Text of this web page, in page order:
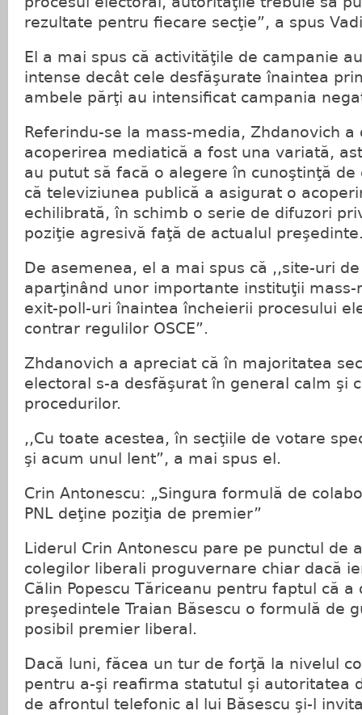
rezultate pentru fiecare secţie”, a spus
El a mai spus că activităţile de campanie
intense decât cele desfăşurate înaintea
ambele părţi au intensificat campania
Referindu-se la mass-media, Zhdanovich a
acoperirea mediatică a fost una variată,
au putut să facă o alegere în cunoştinţă de
că televiziunea publică a asigurat o
echilibrată, în schimb o serie de difuzori
poziţie agresivă faţă de actualul
De asemenea, el a mai spus că ,,site-uri
aparţinând unor importante instituţii mass-
exit-poll-uri înaintea încheierii procesului
contrar regulilor OSCE”.
Zhdanovich a apreciat că în majoritatea
electoral s-a desfăşurat în general calm şi
procedurilor.
,,Cu toate acestea, în secţiile de votare
şi acum unul lent”, a mai spus el.
Crin Antonescu: „Singura formulă de
PNL deţine poziţia de premier”
Liderul Crin Antonescu pare pe punctul de
colegilor liberali proguvernare chiar dacă
Călin Popescu Tăriceanu pentru faptul că
preşedintele Traian Băsescu o formulă de
posibil premier liberal.
Dacă luni, făcea un tur de forţă la nivelul
pentru a-şi reafirma statutul şi autoritatea
de afrontul telefonic al lui Băsescu şi-l